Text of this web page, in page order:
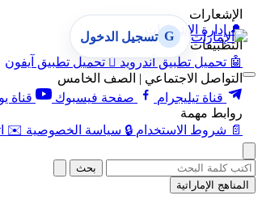
الإشعارات
🔔 إدارة الإشعارات
التطبيقات
🤖 تحميل تطبيق أندرويد  تحميل تطبيق آيفون
التواصل الاجتماعي | الصف الخامس
قناة تيليجرام
صفحة فيسبوك قناة
روابط مهمة
📄 شروط الاستخدام 🔒 سياسة الخصوصية ✉️
G تسجيل الدخول
بحث
المناهج الإماراتية